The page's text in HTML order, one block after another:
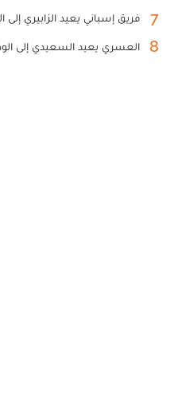
7 فريق إسباني يعيد الزابيري إلى
8 العسري يعيد السعيدي إلى